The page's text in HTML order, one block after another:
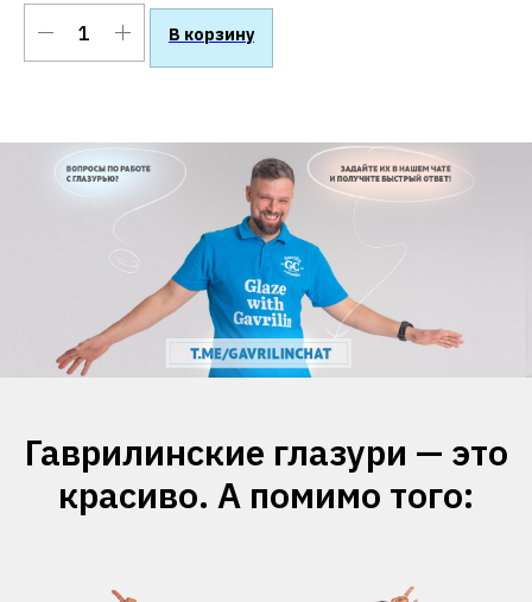
В корзину
Гаврилинские глазури — это
красиво. А помимо того: